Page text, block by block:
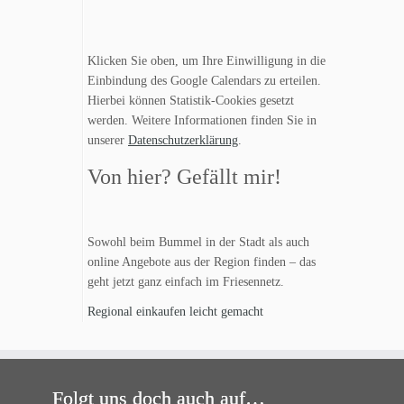
Klicken Sie oben, um Ihre Einwilligung in die
Einbindung des Google Calendars zu erteilen.
Hierbei können Statistik-Cookies gesetzt
werden. Weitere Informationen finden Sie in
unserer Datenschutzerklärung.
Von hier? Gefällt mir!
Sowohl beim Bummel in der Stadt als auch
online Angebote aus der Region finden – das
geht jetzt ganz einfach im Friesennetz.
Regional einkaufen leicht gemacht
Folgt uns doch auch auf…